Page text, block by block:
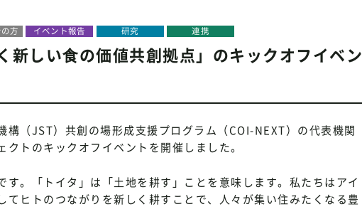
方 イベント報告 研究 連携
新しい⾷の価値共創拠点」のキックオフイベン
（JST）共創の場形成支援プログラム（COI-NEXT）の代表機関
トのキックオフイベントを開催しました。
。「トイタ」は「土地を耕す」ことを意味します。私たちはアイ
ヒトのつながりを新しく耕すことで、人々が集い住みたくなる豊